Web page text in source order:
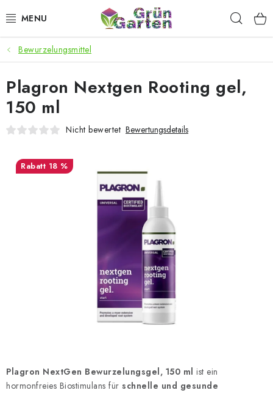
Inhalt
ANGEBOTE
LED PFLANZENLAMPEN
ANBAUBEDARF FÜR DEN HEIMANBAU
Kaufberatung AGB
Impressum
Bewurzelungsmittel
Plagron NextGen Bewurzelungsgel, 150 ml ist ein
hormonfreies Biostimulans für schnelle und gesunde
Plagron Nextgen Rooting gel,
150 ml
Nicht bewertet Bewertungsdetails
18 %